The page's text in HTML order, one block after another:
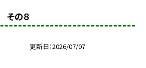
の８
更新日 2026/07/07